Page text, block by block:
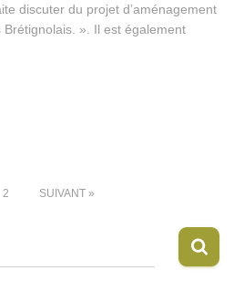
discuter du projet d’aménagement
Brétignolais. ». Il est également
2 SUIVANT